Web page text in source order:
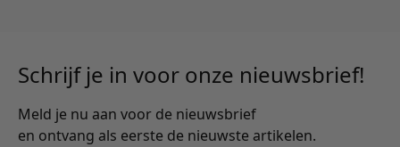
Schrijf je in voor onze nieuwsbrief!
Meld je nu aan voor de nieuwsbrief
en ontvang als eerste de nieuwste artikelen.